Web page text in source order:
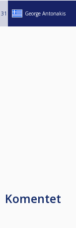
31 George Antonakis
Komentet